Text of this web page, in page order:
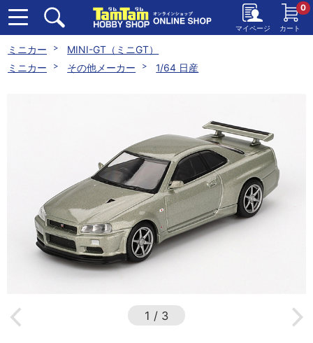
マイページ カート
0
ミニカー
MINI-GT（ミニGT）
ミニカー
その他メーカー 1/64 日産
1 / 3